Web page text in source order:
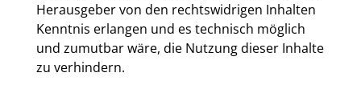
Herausgeber von den rechtswidrigen Inhalten
Kenntnis erlangen und es technisch möglich
und zumutbar wäre, die Nutzung dieser Inhalte
zu verhindern.